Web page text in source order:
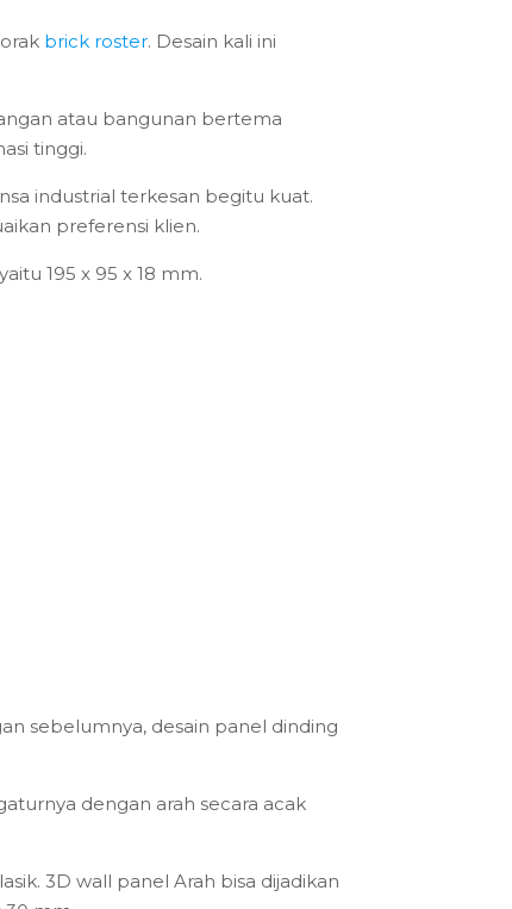
brick roster. Desain kali ini
atau bangunan bertema
tinggi.
industrial terkesan begitu kuat.
preferensi klien.
195 x 95 x 18 mm.
sebelumnya, desain panel dinding
dengan arah secara acak
3D wall panel Arah bisa dijadikan